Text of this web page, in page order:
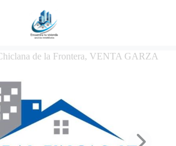
de la Frontera, VENTA GARZA